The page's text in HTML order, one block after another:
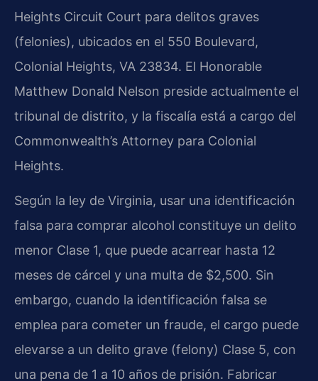
Heights Circuit Court para delitos graves
(felonies), ubicados en el 550 Boulevard,
Colonial Heights, VA 23834. El Honorable
Matthew Donald Nelson preside actualmente el
tribunal de distrito, y la fiscalía está a cargo del
Commonwealth’s Attorney para Colonial
Heights.
Según la ley de Virginia, usar una identificación
falsa para comprar alcohol constituye un delito
menor Clase 1, que puede acarrear hasta 12
meses de cárcel y una multa de $2,500. Sin
embargo, cuando la identificación falsa se
emplea para cometer un fraude, el cargo puede
elevarse a un delito grave (felony) Clase 5, con
una pena de 1 a 10 años de prisión. Fabricar